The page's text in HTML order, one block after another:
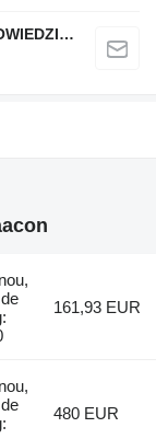
ALUPART SPÓŁKA Z OGRANICZONĄ ODPOWIEDZIALNOŚCIĄ
161,93 EUR
480 EUR